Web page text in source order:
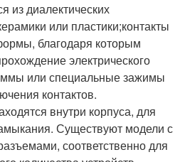
из диалектических
или пластики;контакты
благодаря которым
электрического
или специальные зажимы
контактов.
внутри корпуса, для
Существуют модели с
соответственно для